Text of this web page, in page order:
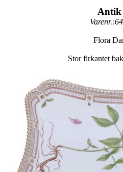
Flora
Stor firkantet